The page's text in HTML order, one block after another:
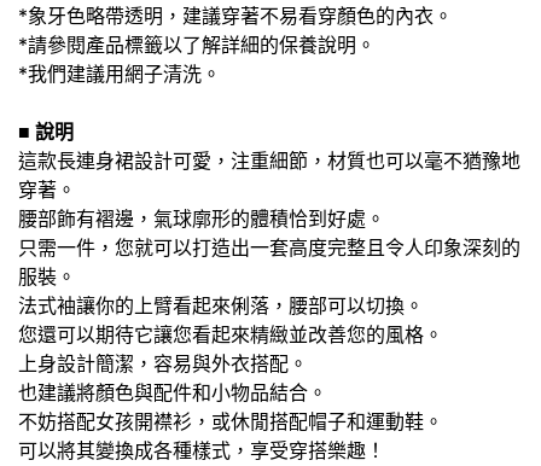
*象牙色略帶透明，建議穿著不易看穿顏色的內衣。
*請參閱產品標籤以了解詳細的保養說明。
*我們建議用網子清洗。
■ 說明
這款長連身裙設計可愛，注重細節，材質也可以毫不猶豫地
穿著。
腰部飾有褶邊，氣球廓形的體積恰到好處。
只需一件，您就可以打造出一套高度完整且令人印象深刻的
服裝。
法式袖讓你的上臂看起來俐落，腰部可以切換。
您還可以期待它讓您看起來精緻並改善您的風格。
上身設計簡潔，容易與外衣搭配。
也建議將顏色與配件和小物品結合。
不妨搭配女孩開襟衫，或休閒搭配帽子和運動鞋。
可以將其變換成各種樣式，享受穿搭樂趣！